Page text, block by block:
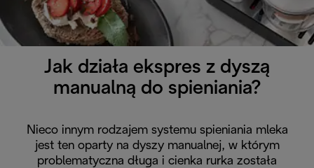
Jak działa ekspres z dyszą
manualną do spieniania?
Nieco innym rodzajem systemu spieniania mleka
jest ten oparty na dyszy manualnej, w którym
problematyczna długa i cienka rurka została